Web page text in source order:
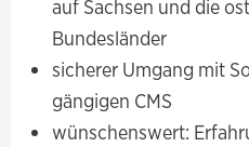
auf Sachsen und die
Bundesländer
sicherer Umgang mit
gängigen CMS
wünschenswert: